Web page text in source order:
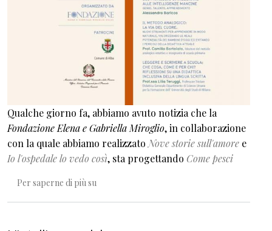
Qualche giorno fa, abbiamo avuto notizia che la
Fondazione Elena e Gabriella Miroglio, in collaborazione
con la quale abbiamo realizzato Nove storie sull'amore e
Io l'ospedale lo vedo così, sta progettando Come pesci
Per saperne di più su